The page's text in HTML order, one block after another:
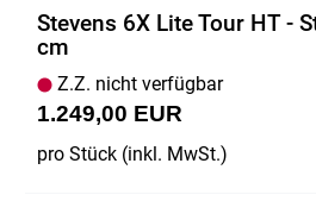
Stevens 6X Lite Tour HT -
cm
Z.Z. nicht verfügbar
1.249,00 EUR
pro Stück (inkl. MwSt.)